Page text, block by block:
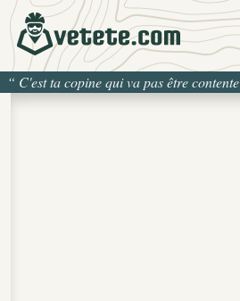
“ C'est ta copine qui va pas être contente